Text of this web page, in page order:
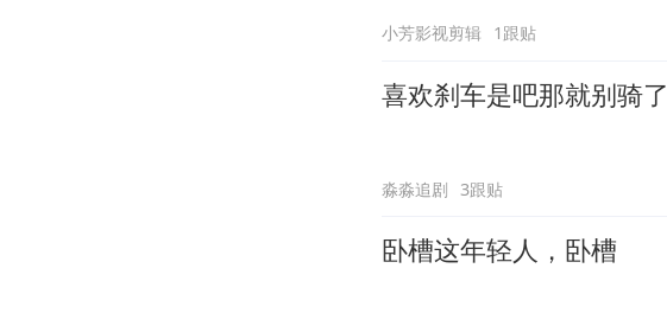
小芳影视剪辑 1跟贴
喜欢刹车是吧那就别骑了
淼淼追剧 3跟贴
卧槽这年轻人，卧槽